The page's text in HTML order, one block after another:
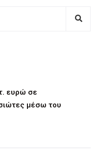
ευρώ σε
μέσω του